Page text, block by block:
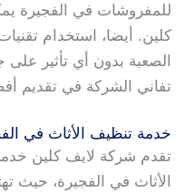
للمفروشات في الفجيرة
كلين. أيضا، استخدام
الصعبة بدون أي تأثير
تفاني الشركة في تقديم
خدمة تنظيف الأثاث في
تقدم شركة لايف كلين
الأثاث في الفجيرة، حيث